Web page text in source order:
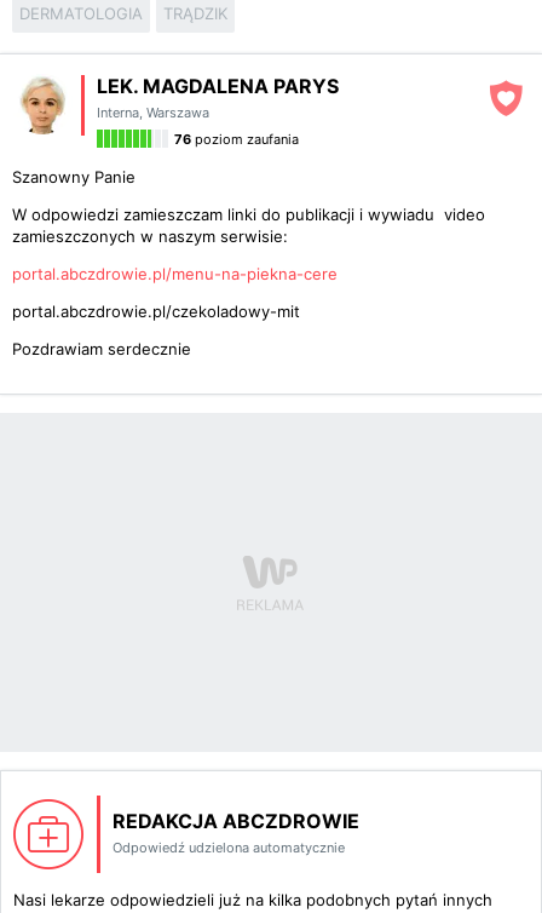
DERMATOLOGIA TRĄDZIK
LEK. MAGDALENA PARYS
Interna, Warszawa
76 poziom zaufania
Szanowny Panie
W odpowiedzi zamieszczam linki do publikacji i wywiadu video
zamieszczonych w naszym serwisie:
portal.abczdrowie.pl/menu-na-piekna-cere
portal.abczdrowie.pl/czekoladowy-mit
Pozdrawiam serdecznie
REDAKCJA ABCZDROWIE
Odpowiedź udzielona automatycznie
Nasi lekarze odpowiedzieli już na kilka podobnych pytań innych